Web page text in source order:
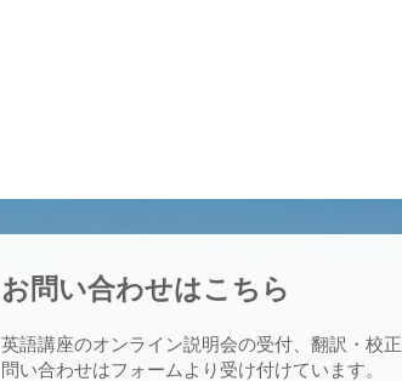
お問い合わせはこちら
英語講座のオンライン説明会の受付、翻訳・校
問い合わせはフォームより受け付けています。